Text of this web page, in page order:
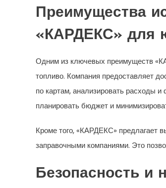
Преимущества
«КАРДЕКС» для
Одним из ключевых преимуществ
топливо. Компания предоставляет
по картам, анализировать расходы
планировать бюджет и
Кроме того, «КАРДЕКС» предлагает
заправочными компаниями. Это
Безопасность и